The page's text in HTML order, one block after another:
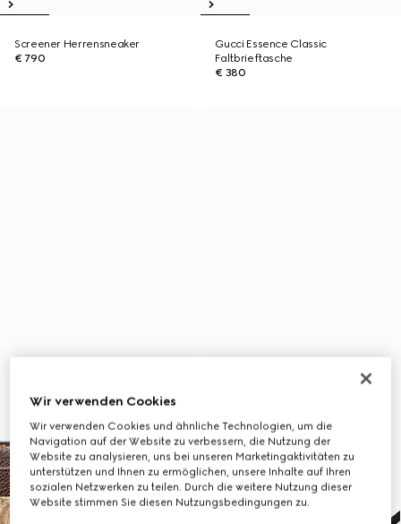
Screener Herrensneaker
€ 790
Gucci Essence Classic
Faltbrieftasche
€ 380
Wir verwenden Cookies
Wir verwenden Cookies und ähnliche Technologien, um die
Navigation auf der Website zu verbessern, die Nutzung der
Website zu analysieren, uns bei unseren Marketingaktivitäten zu
unterstützen und Ihnen zu ermöglichen, unsere Inhalte auf Ihren
sozialen Netzwerken zu teilen. Durch die weitere Nutzung dieser
Website stimmen Sie diesen Nutzungsbedingungen zu.